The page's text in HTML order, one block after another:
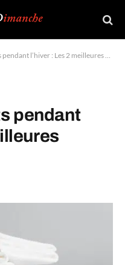
l’hiver : Les 2 meilleures méthodes
pendant